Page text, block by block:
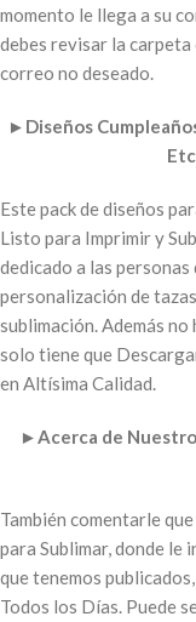
momento le llega a su
debes revisar la carpeta
correo no deseado.
► Diseños
Este pack de diseños
Listo para Imprimir y
dedicado a las personas
personalización de
sublimación. Además
solo tiene que
en Altísima Calidad.
►Acerca de
También comentarle
para Sublimar, donde le
que tenemos
Todos los Días. Puede